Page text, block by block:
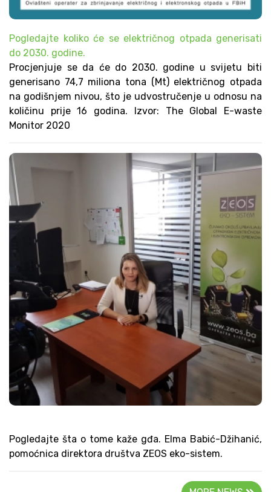
Pogledajte koliko će se električnog otpada generisati
do 2030. godine.
Procjenjuje se da će do 2030. godine u svijetu biti
generisano 74,7 miliona tona (Mt) električnog otpada
na godišnjem nivou, što je udvostručenje u odnosu na
količinu prije 16 godina. Izvor: The Global E-waste
Monitor 2020
Pogledajte šta o tome kaže gđa. Elma Babić-Džihanić,
pomoćnica direktora društva ZEOS eko-sistem.